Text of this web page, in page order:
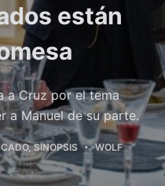
están
a Cruz por el tema
a Manuel de su parte.
,SINOPSIS WOLF